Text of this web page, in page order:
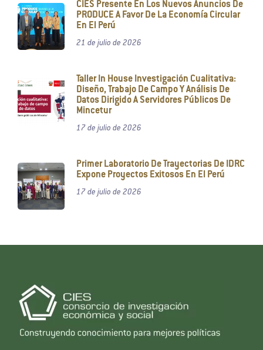
CIES Presente En Los Nuevos Anuncios De
PRODUCE A Favor De La Economía Circular
En El Perú
21 de julio de 2026
Taller In House Investigación Cualitativa:
Diseño, Trabajo De Campo Y Análisis De
Datos Dirigido A Servidores Públicos De
Mincetur
17 de julio de 2026
Primer Laboratorio De Trayectorias De IDRC
Expone Proyectos Exitosos En El Perú
17 de julio de 2026